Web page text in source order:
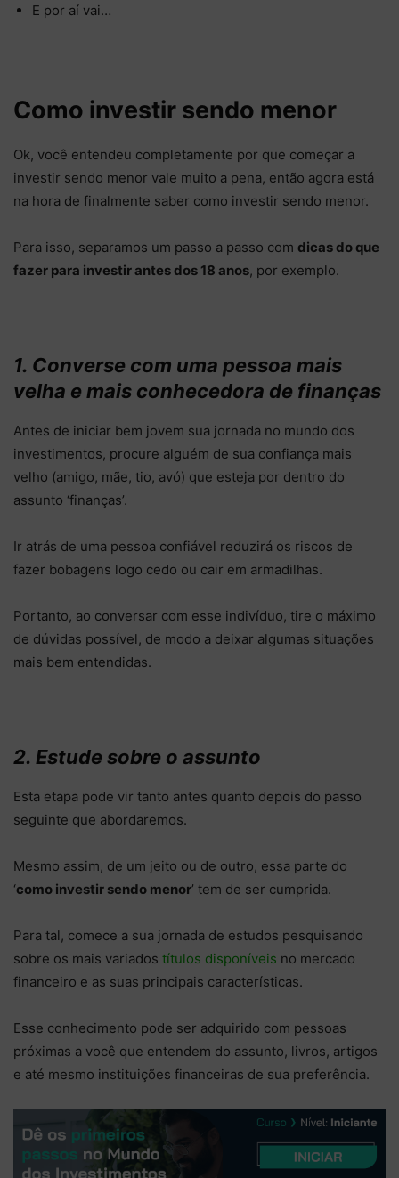
E por aí vai…
Como investir sendo menor
Ok, você entendeu completamente por que começar a
investir sendo menor vale muito a pena, então agora está
na hora de finalmente saber como investir sendo menor.
Para isso, separamos um passo a passo com dicas do que
fazer para investir antes dos 18 anos, por exemplo.
1. Converse com uma pessoa mais
velha e mais conhecedora de finanças
Antes de iniciar bem jovem sua jornada no mundo dos
investimentos, procure alguém de sua confiança mais
velho (amigo, mãe, tio, avó) que esteja por dentro do
assunto ‘finanças’.
Ir atrás de uma pessoa confiável reduzirá os riscos de
fazer bobagens logo cedo ou cair em armadilhas.
Portanto, ao conversar com esse indivíduo, tire o máximo
de dúvidas possível, de modo a deixar algumas situações
mais bem entendidas.
2. Estude sobre o assunto
Esta etapa pode vir tanto antes quanto depois do passo
seguinte que abordaremos.
Mesmo assim, de um jeito ou de outro, essa parte do
‘como investir sendo menor’ tem de ser cumprida.
Para tal, comece a sua jornada de estudos pesquisando
sobre os mais variados títulos disponíveis no mercado
financeiro e as suas principais características.
Esse conhecimento pode ser adquirido com pessoas
próximas a você que entendem do assunto, livros, artigos
e até mesmo instituições financeiras de sua preferência.